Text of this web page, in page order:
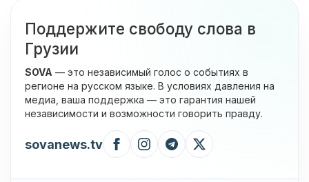
Поддержите свободу слова в
Грузии
SOVA — это независимый голос о событиях в
регионе на русском языке. В условиях давления на
медиа, ваша поддержка — это гарантия нашей
независимости и возможности говорить правду.
sovanews.tv